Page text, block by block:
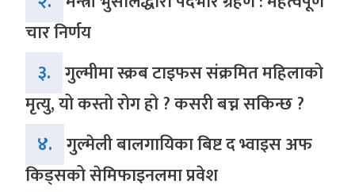
चार निर्णय
३. गुल्मीमा स्क्रब टाइफस संक्रमित महिलाको
मृत्यु, यो कस्तो रोग हो ? कसरी बच्न सकिन्छ ?
४. गुल्मेली बालगायिका बिष्ट द भ्वाइस अफ
किड्सको सेमिफाइनलमा प्रवेश